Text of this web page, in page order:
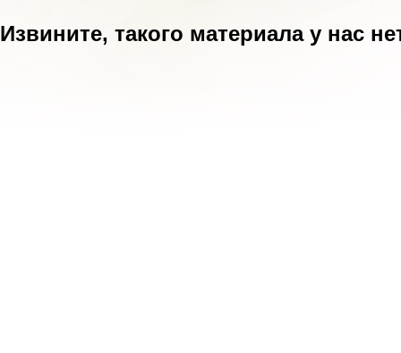
Извините, такого материала у нас